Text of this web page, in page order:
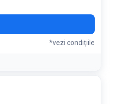
*vezi condițiile